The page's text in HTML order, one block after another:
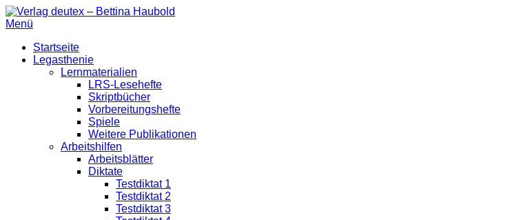
Zum
Inhalt
Menü
Primäres
Menü
Startseite
Legasthenie
Lernmaterialien
LRS-Lesehefte
Skriptbücher
Vorbereitungshefte
Spiele
Weitere Publikationen
Arbeitshilfen
Arbeitsblätter
Diktate
Testdiktat 1
Testdiktat 2
Testdiktat 3